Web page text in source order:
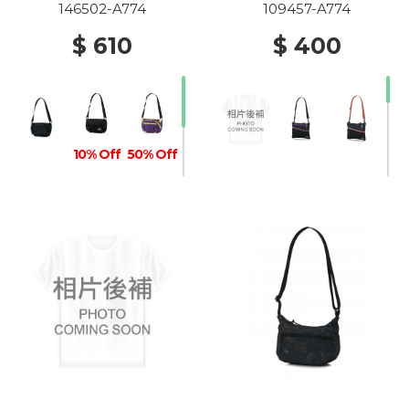
146502-A774
$ 610
10% Off 50% Off
109457-A774
$ 400